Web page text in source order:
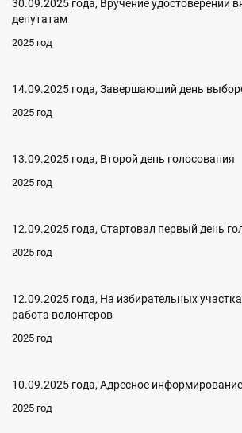
30.09.2025 года, Вручение удостоверений
депутатам
2025 год
14.09.2025 года, Завершающий день
2025 год
13.09.2025 года, Второй день голосования
2025 год
12.09.2025 года, Стартовал первый день
2025 год
12.09.2025 года, На избирательных
работа волонтеров
2025 год
10.09.2025 года, Адресное
2025 год